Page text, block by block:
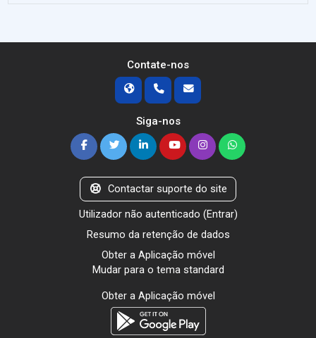
Contate-nos
Siga-nos
Contactar suporte do site
Utilizador não autenticado (Entrar)
Resumo da retenção de dados
Obter a Aplicação móvel
Mudar para o tema standard
Obter a Aplicação móvel